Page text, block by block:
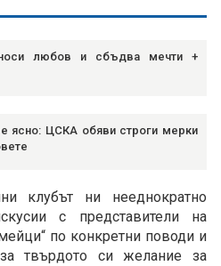
любов и сбъдва мечти +
ясно: ЦСКА обяви строги мерки
клубът ни нееднократно
с представители на
по конкретни поводи и
твърдото си желание за